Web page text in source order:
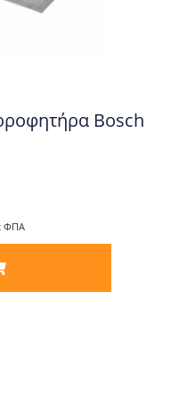
Bosch
ΦΠΑ